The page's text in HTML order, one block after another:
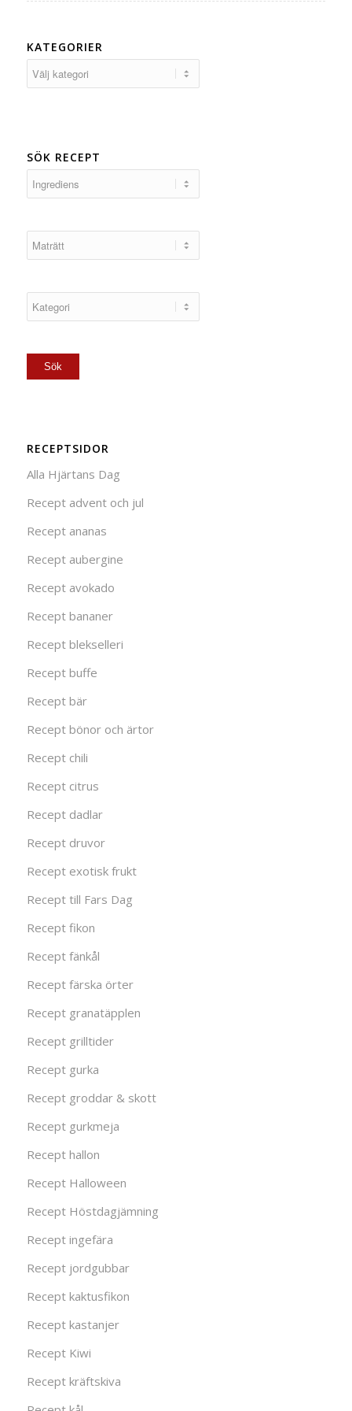
KATEGORIER
SÖK RECEPT
RECEPTSIDOR
Alla Hjärtans Dag
Recept advent och jul
Recept ananas
Recept aubergine
Recept avokado
Recept bananer
Recept blekselleri
Recept buffe
Recept bär
Recept bönor och ärtor
Recept chili
Recept citrus
Recept dadlar
Recept druvor
Recept exotisk frukt
Recept till Fars Dag
Recept fikon
Recept fänkål
Recept färska örter
Recept granatäpplen
Recept grilltider
Recept gurka
Recept groddar & skott
Recept gurkmeja
Recept hallon
Recept Halloween
Recept Höstdagjämning
Recept ingefära
Recept jordgubbar
Recept kaktusfikon
Recept kastanjer
Recept Kiwi
Recept kräftskiva